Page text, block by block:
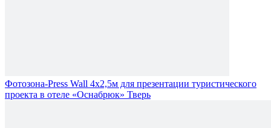
Фотозона-Press Wall 4х2,5м для презентации туристического
проекта в отеле «Оснабрюк» Тверь